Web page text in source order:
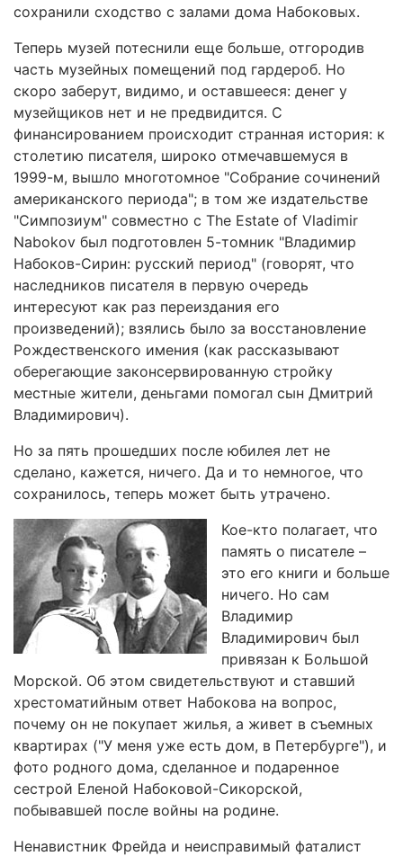
сохранили сходство с залами дома Набоковых.
Теперь музей потеснили еще больше, отгородив
часть музейных помещений под гардероб. Но
скоро заберут, видимо, и оставшееся: денег у
музейщиков нет и не предвидится. С
финансированием происходит странная история: к
столетию писателя, широко отмечавшемуся в
1999-м, вышло многотомное "Собрание сочинений
американского периода"; в том же издательстве
"Симпозиум" совместно с The Estate of Vladimir
Nabokov был подготовлен 5-томник "Владимир
Набоков-Сирин: русский период" (говорят, что
наследников писателя в первую очередь
интересуют как раз переиздания его
произведений); взялись было за восстановление
Рождественского имения (как рассказывают
оберегающие законсервированную стройку
местные жители, деньгами помогал сын Дмитрий
Владимирович).
Но за пять прошедших после юбилея лет не
сделано, кажется, ничего. Да и то немногое, что
сохранилось, теперь может быть утрачено.
Кое-кто полагает, что
память о писателе –
это его книги и больше
ничего. Но сам
Владимир
Владимирович был
привязан к Большой
Морской. Об этом свидетельствуют и ставший
хрестоматийным ответ Набокова на вопрос,
почему он не покупает жилья, а живет в съемных
квартирах ("У меня уже есть дом, в Петербурге"), и
фото родного дома, сделанное и подаренное
сестрой Еленой Набоковой-Сикорской,
побывавшей после войны на родине.
Ненавистник Фрейда и неисправимый фаталист